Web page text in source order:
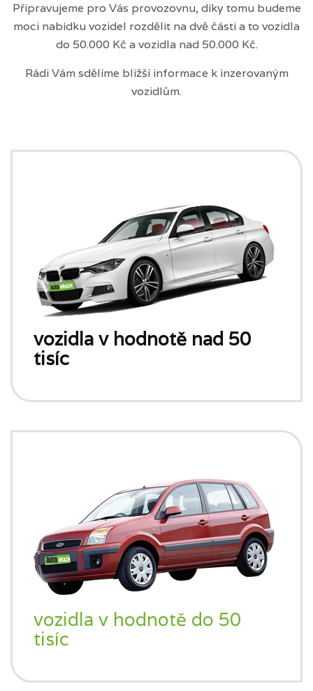
Připravujeme pro Vás provozovnu, díky tomu budeme
moci nabídku vozidel rozdělit na dvě části a to vozidla
do 50.000 Kč a vozidla nad 50.000 Kč.
Rádi Vám sdělíme bližší informace k inzerovaným
vozidlům.
vozidla v hodnotě nad 50
tisíc
vozidla v hodnotě do 50
tisíc